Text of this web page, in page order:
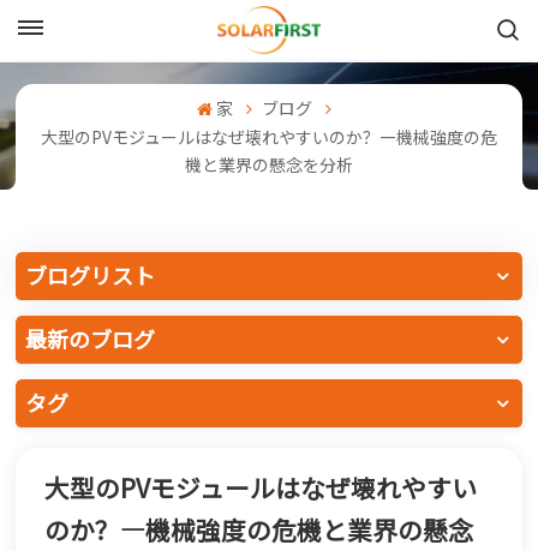
English
中文
Русский
Español
家
ブログ
大型のPVモジュールはなぜ壊れやすいのか？―機械強度の危
機と業界の懸念を分析
ブログリスト
最新のブログ
タグ
大型のPVモジュールはなぜ壊れやすい
のか？―機械強度の危機と業界の懸念